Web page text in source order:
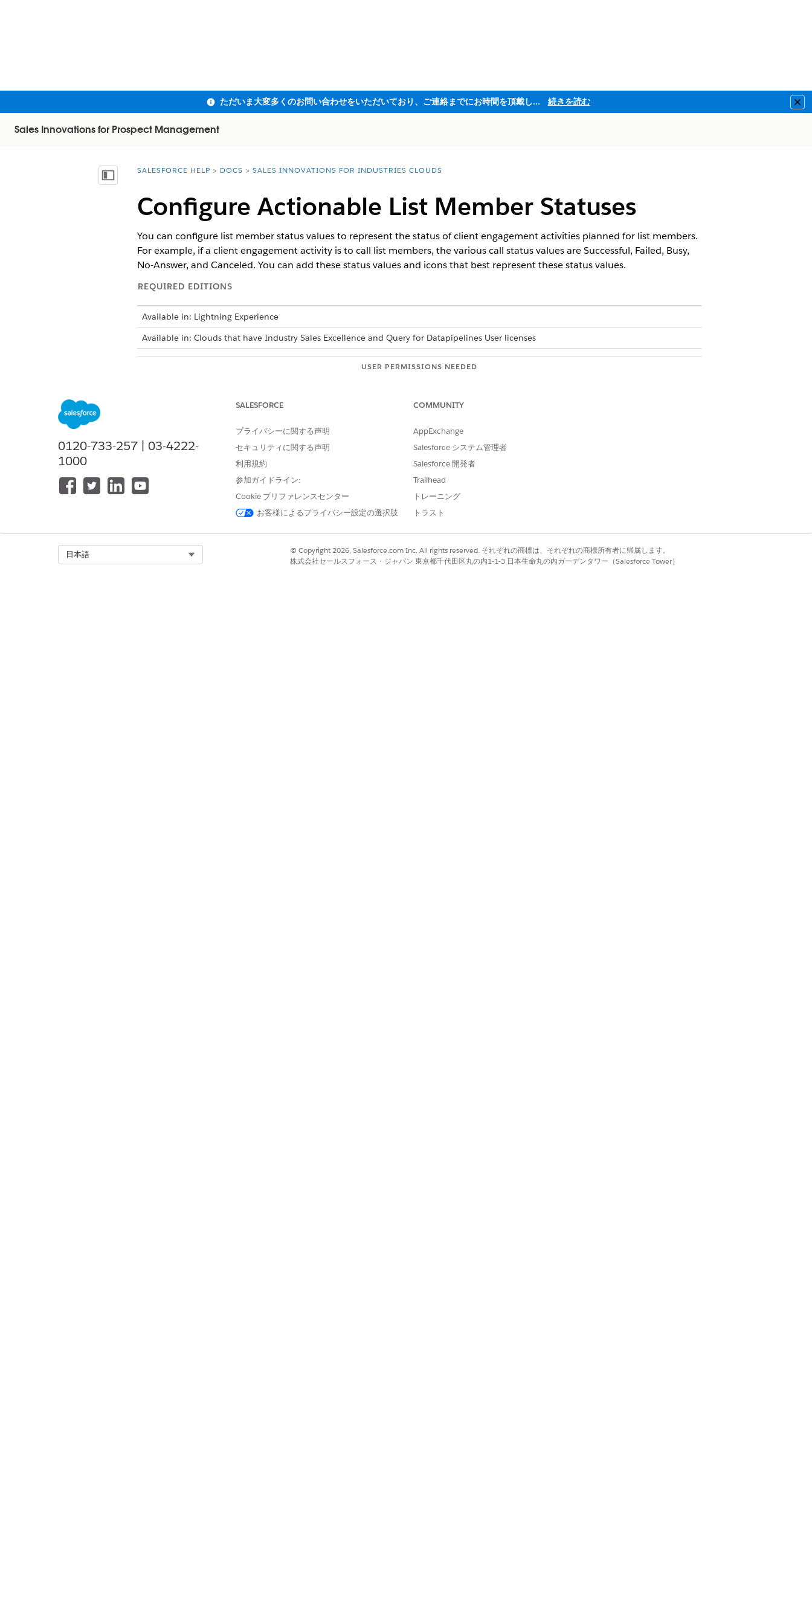
ただいま大変多くのお問い合わせをいただいており、ご連絡までにお時間を頂戴しております 続きを読む
Sales Innovations for Prospect Management
目次を表示You are here:
SALESFORCE HELP DOCS SALES INNOVATIONS FOR INDUSTRIES CLOUDS
Configure Actionable List Member Statuses
You can configure list member status values to represent the status of client engagement activities planned for list members.
For example, if a client engagement activity is to call list members, the various call status values are Successful, Failed, Busy,
No-Answer, and Canceled. You can add these status values and icons that best represent these status values.
REQUIRED EDITIONS
Available in: Lightning Experience
Available in: Clouds that have Industry Sales Excellence and Query for Datapipelines User licenses
USER PERMISSIONS NEEDED
Locate the list definition, and click the corresponding
List Member Status Count
Add a unique status value, and select an icon that best represents the new status value. You can add multiple status values.
Save your changes.
You can edit the status values at a later point in time, but can’t delete them.
この記事で問題は解決されましたか?
はい いいえ
0120-733-257 | 03-4222-
1000
SALESFORCE
プライバシーに関する声明
セキュリティに関する声明
利用規約
参加ガイドライン:
Cookie プリファレンスセンター
お客様によるプライバシー設定の選択肢
COMMUNITY
AppExchange
Salesforce システム管理者
Salesforce 開発者
Trailhead
トレーニング
トラスト
日本語
© Copyright 2026, Salesforce.com Inc. All rights reserved. それぞれの商標は、それぞれの商標所有者に帰属します。
株式会社セールスフォース・ジャパン 東京都千代田区丸の内1-1-3 日本生命丸の内ガーデンタワー（Salesforce Tower）